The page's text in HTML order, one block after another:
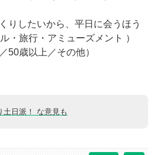
りしたいから、平日に会うほう
・旅行・アミューズメント ）
50歳以上／その他）
土日派！ な意見も